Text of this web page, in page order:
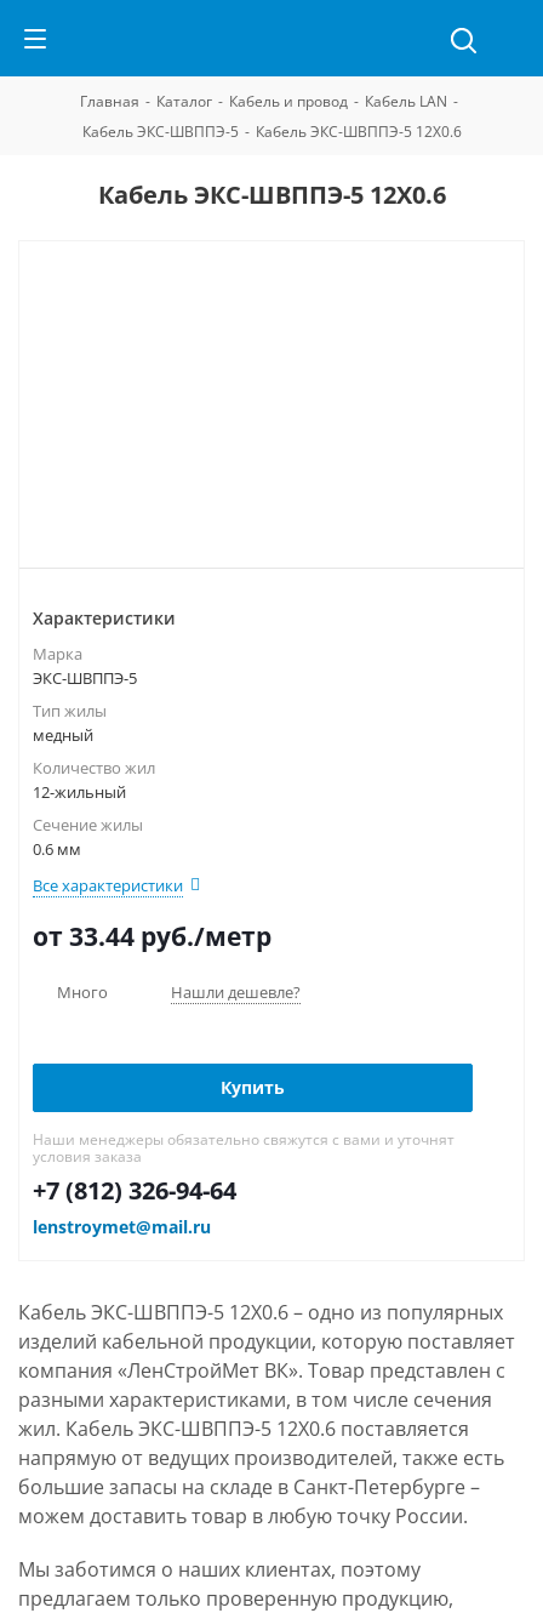
Главная - Каталог - Кабель и провод - Кабель LAN -
Кабель ЭКС-ШВППЭ-5 - Кабель ЭКС-ШВППЭ-5 12Х0.6
Кабель ЭКС-ШВППЭ-5 12Х0.6
Характеристики
Марка
ЭКС-ШВППЭ-5
Тип жилы
медный
Количество жил
12-жильный
Сечение жилы
0.6 мм
Все характеристики
от 33.44 руб./метр
Много Нашли дешевле?
Купить
Наши менеджеры обязательно свяжутся с вами и уточнят
условия заказа
+7 (812) 326-94-64
lenstroymet@mail.ru
Кабель ЭКС-ШВППЭ-5 12Х0.6 – одно из популярных
изделий кабельной продукции, которую поставляет
компания «ЛенСтройМет ВК». Товар представлен с
разными характеристиками, в том числе сечения
жил. Кабель ЭКС-ШВППЭ-5 12Х0.6 поставляется
напрямую от ведущих производителей, также есть
большие запасы на складе в Санкт-Петербурге –
можем доставить товар в любую точку России.
Мы заботимся о наших клиентах, поэтому
предлагаем только проверенную продукцию,